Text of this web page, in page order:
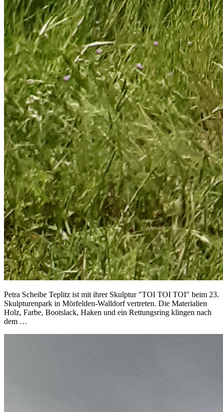
Petra Scheibe Teplitz ist mit ihrer Skulptur "TOI TOI TOI" beim 23.
Skulpturenpark in Mörfelden-Walldorf vertreten. Die Materialien
Holz, Farbe, Bootslack, Haken und ein Rettungsring klingen nach
dem …